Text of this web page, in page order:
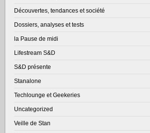
Découvertes, tendances et société
Dossiers, analyses et tests
la Pause de midi
Lifestream S&D
S&D présente
Stanalone
Techlounge et Geekeries
Uncategorized
Veille de Stan